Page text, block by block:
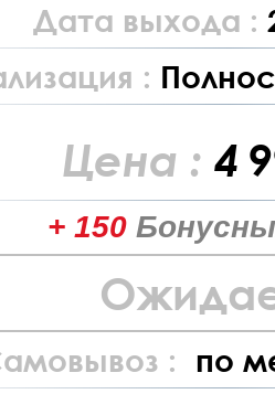
Дата выхода :
:
Цена : 4
+ 150
: по